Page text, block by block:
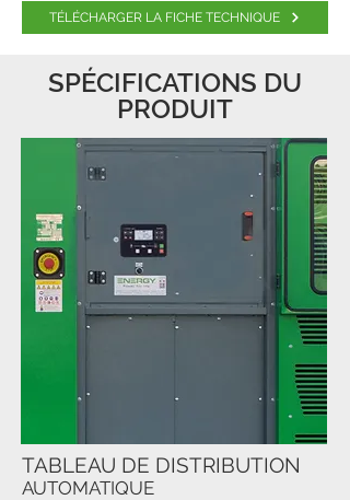
TÉLÉCHARGER LA FICHE TECHNIQUE
SPÉCIFICATIONS DU
PRODUIT
TABLEAU DE DISTRIBUTION
AUTOMATIQUE